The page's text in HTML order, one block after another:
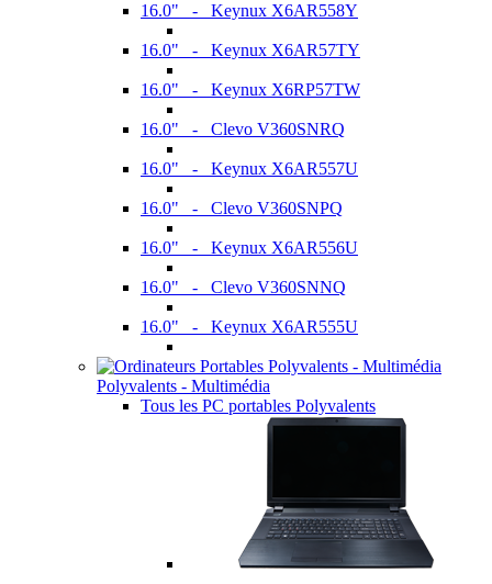
16.0" - Keynux X6AR558Y
16.0" - Keynux X6AR57TY
16.0" - Keynux X6RP57TW
16.0" - Clevo V360SNRQ
16.0" - Keynux X6AR557U
16.0" - Clevo V360SNPQ
16.0" - Keynux X6AR556U
16.0" - Clevo V360SNNQ
16.0" - Keynux X6AR555U
Polyvalents - Multimédia
Tous les PC portables Polyvalents